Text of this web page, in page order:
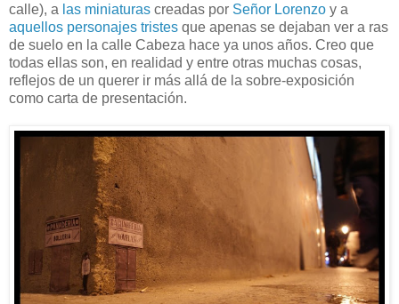
calle), a las miniaturas creadas por Señor Lorenzo y a
aquellos personajes tristes que apenas se dejaban ver a ras
de suelo en la calle Cabeza hace ya unos años. Creo que
todas ellas son, en realidad y entre otras muchas cosas,
reflejos de un querer ir más allá de la sobre-exposición
como carta de presentación.